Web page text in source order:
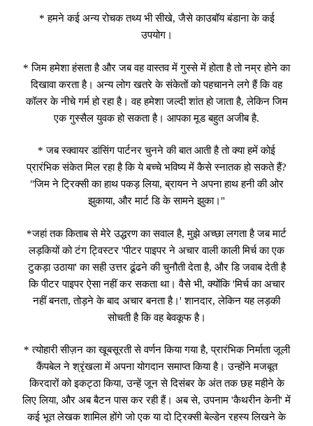
* हमने कई अन्य रोचक तथ्य भी सीखे, जैसे काउबॉय बंडाना के कई
उपयोग।
* जिम हमेशा हंसता है और जब वह वास्तव में गुस्से में होता है तो नम्र होने का
दिखावा करता है। अन्य लोग खतरे के संकेतों को पहचानने लगे हैं कि वह
कॉलर के नीचे गर्म हो रहा है। वह हमेशा जल्दी शांत हो जाता है, लेकिन जिम
एक गुस्सैल युवक हो सकता है। आपका मूड बहुत अजीब है.
* जब स्क्वायर डांसिंग पार्टनर चुनने की बात आती है तो क्या हमें कोई
प्रारंभिक संकेत मिल रहा है कि ये बच्चे भविष्य में कैसे स्नातक हो सकते हैं?
"जिम ने ट्रिक्सी का हाथ पकड़ लिया, ब्रायन ने अपना हाथ हनी की ओर
झुकाया, और मार्ट डि के सामने झुका।"
*जहां तक किताब से मेरे उद्धरण का सवाल है, मुझे अच्छा लगता है जब मार्ट
लड़कियों को टंग ट्विस्टर 'पीटर पाइपर ने अचार वाली काली मिर्च का एक
टुकड़ा उठाया' का सही उत्तर ढूंढने की चुनौती देता है, और डि जवाब देती है
कि पीटर पाइपर ऐसा नहीं कर सकता था। वैसे भी, क्योंकि 'मिर्च का अचार
नहीं बनता, तोड़ने के बाद अचार बनता है।' शानदार, लेकिन यह लड़की
सोचती है कि वह बेवकूफ है।
* त्योहारी सीज़न का खूबसूरती से वर्णन किया गया है, प्रारंभिक निर्माता जूली
कैंपबेल ने श्रृंखला में अपना योगदान समाप्त किया है। उन्होंने मजबूत
किरदारों को इकट्ठा किया, उन्हें जून से दिसंबर के अंत तक छह महीने के
लिए लिया, और अब बैटन पास कर रही हैं। अब से, उपनाम 'कैथरीन केनी' में
कई भूत लेखक शामिल होंगे जो एक या दो ट्रिक्सी बेल्डेन रहस्य लिखने के